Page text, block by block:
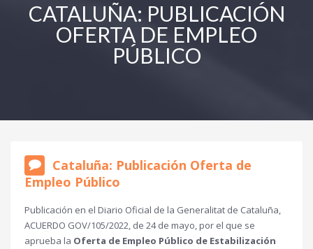
CATALUÑA: PUBLICACIÓN
OFERTA DE EMPLEO
PÚBLICO
Cataluña: Publicación Oferta de
Empleo Público
Publicación en el Diario Oficial de la Generalitat de Cataluña,
ACUERDO GOV/105/2022, de 24 de mayo, por el que se
aprueba la Oferta de Empleo Público de Estabilización